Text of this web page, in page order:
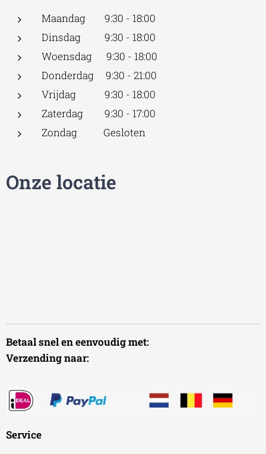
Maandag 9:30 - 18:00
Dinsdag 9:30 - 18:00
Woensdag 9:30 - 18:00
Donderdag 9:30 - 21:00
Vrijdag 9:30 - 18:00
Zaterdag 9:30 - 17:00
Zondag Gesloten
Onze locatie
Betaal snel en eenvoudig met:
Verzending naar:
Service